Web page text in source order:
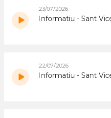
23/07/2026
Informatiu - Sant
22/07/2026
Informatiu - Sant